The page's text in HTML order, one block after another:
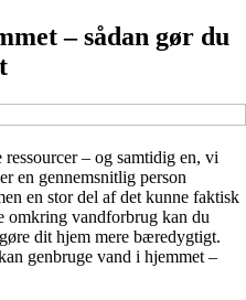
– sådan gør du
– og samtidig en, vi
en gennemsnitlig person
en stor del af det kunne faktisk
omkring vandforbrug kan du
dit hjem mere bæredygtigt.
genbruge vand i hjemmet –